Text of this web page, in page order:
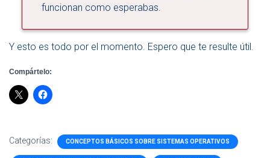
funcionan como esperabas.
Y esto es todo por el momento. Espero que te resulte útil.
Compártelo:
Categorías: CONCEPTOS BÁSICOS SOBRE SISTEMAS OPERATIVOS